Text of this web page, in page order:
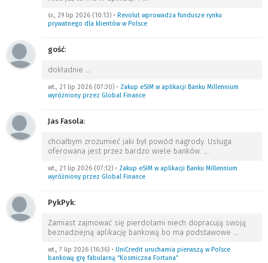
śr., 29 lip 2026 (10:13) • Revolut wprowadza fundusze rynku
prywatnego dla klientów w Polsce
gość:
dokładnie …
wt., 21 lip 2026 (07:30) • Zakup eSIM w aplikacji Banku Millennium
wyróżniony przez Global Finance
Jas Fasola:
chciałbym zrozumieć jaki był powód nagrody. Usługa
oferowana jest przez bardzo wiele banków. …
wt., 21 lip 2026 (07:12) • Zakup eSIM w aplikacji Banku Millennium
wyróżniony przez Global Finance
PykPyk:
Zamiast zajmować się pierdołami niech dopracują swoją
beznadziejną aplikację bankową bo ma podstawowe …
wt., 7 lip 2026 (16:36) • UniCredit uruchamia pierwszą w Polsce
bankową grę fabularną “Kosmiczna Fortuna”